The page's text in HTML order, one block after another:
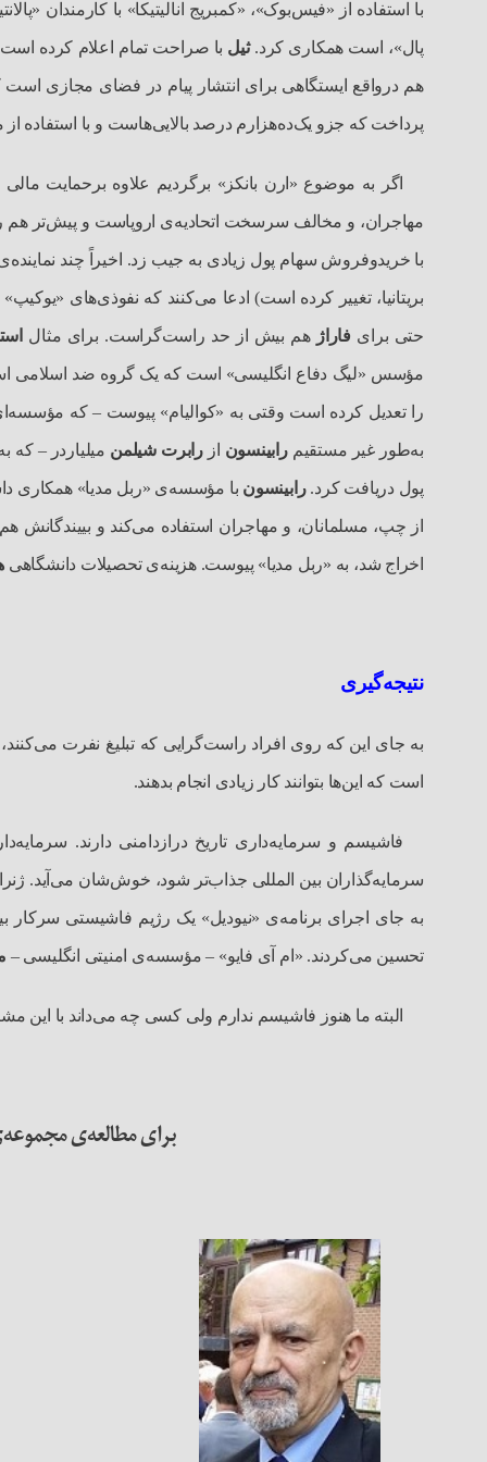
با استفاده از «فیس‌بوک»، «کمبریج انالیتیکا» با کارمندان
پال»، است همکاری کرد.ثیل با صراحت تمام اعلام کرده
هم درواقع ایستگاهی برای انتشار پیام در فضای مجازی
پرداخت که جزو یک‌ده‌هزارم درصد بالایی‌هاست و با استفاده
اگر به موضوع «ارن بانکز» برگردیم علاوه برحمایت
مهاجران، و مخالف سرسخت اتحادیه‌ی اروپاست و پیش‌تر
با خریدوفروش سهام پول زیادی به جیب زد. اخیراً چند
بریتانیا، تغییر کرده است) ادعا می‌کنند که نفوذی‌های
حتی برای فاراژ هم بیش از حد راست‌گراست. برای مثال
مؤسس «لیگ دفاع انگلیسی» است که یک گروه ضد اسلامی
را تعدیل کرده است وقتی به «کوالیام» پیوست – که
به‌طور غیر مستقیمرابینسون ازرابرت شیلمن میلیاردر –
پول دریافت کرد.رابینسون با مؤسسه‌ی «ربل مدیا» همکاری
از چپ، مسلمانان، و مهاجران استفاده می‌کند و بییندگانش
اخراج شد، به «ربل مدیا» پیوست. هزینه‌ی تحصیلات دانشگاهی‌
نتیجه‌گیری
به جای این که روی افراد راست‌گرایی که تبلیغ نفرت
است که این‌ها بتوانند کار زیادی انجام بدهند.
فاشیسم و سرمایه‌داری تاریخ درازدامنی دارند.
سرمایه‌گذاران بین المللی جذاب‌تر شود، خوش‌شان می‌آید.
به جای اجرای برنامه‌ی «نیودیل» یک رژیم فاشیستی
تحسین می‌کردند. «ام آی فایو» –مؤسسه‌ی امنیتی انگلیسی –
البته ما هنوز فاشیسم ندارم ولی کسی چه می‌داند با این
برای مطالعه‌ی